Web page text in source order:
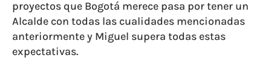
proyectos que Bogotá merece pasa por tener un
Alcalde con todas las cualidades mencionadas
anteriormente y Miguel supera todas estas
expectativas.